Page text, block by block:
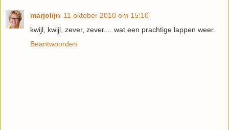
marjolijn 11 oktober 2010 om 15:10
kwijl, kwijl, zever, zever.... wat een prachtige lappen weer.
Beantwoorden